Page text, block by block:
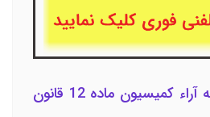
مبدا مهلت اعتراض به آراء کمیسیون ماده 12 قانون